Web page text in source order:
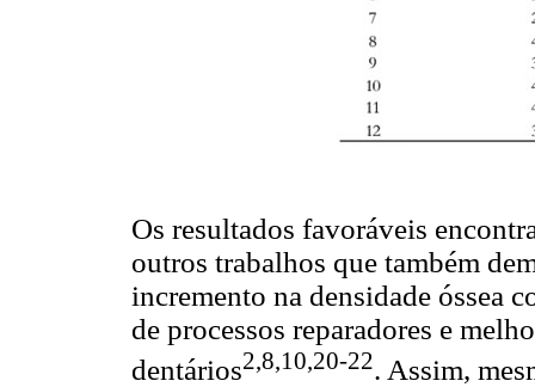
Os resultados favoráveis
outros trabalhos que também
incremento na densidade óssea
de processos reparadores e
dentários2,8,10,20-22. Assim,